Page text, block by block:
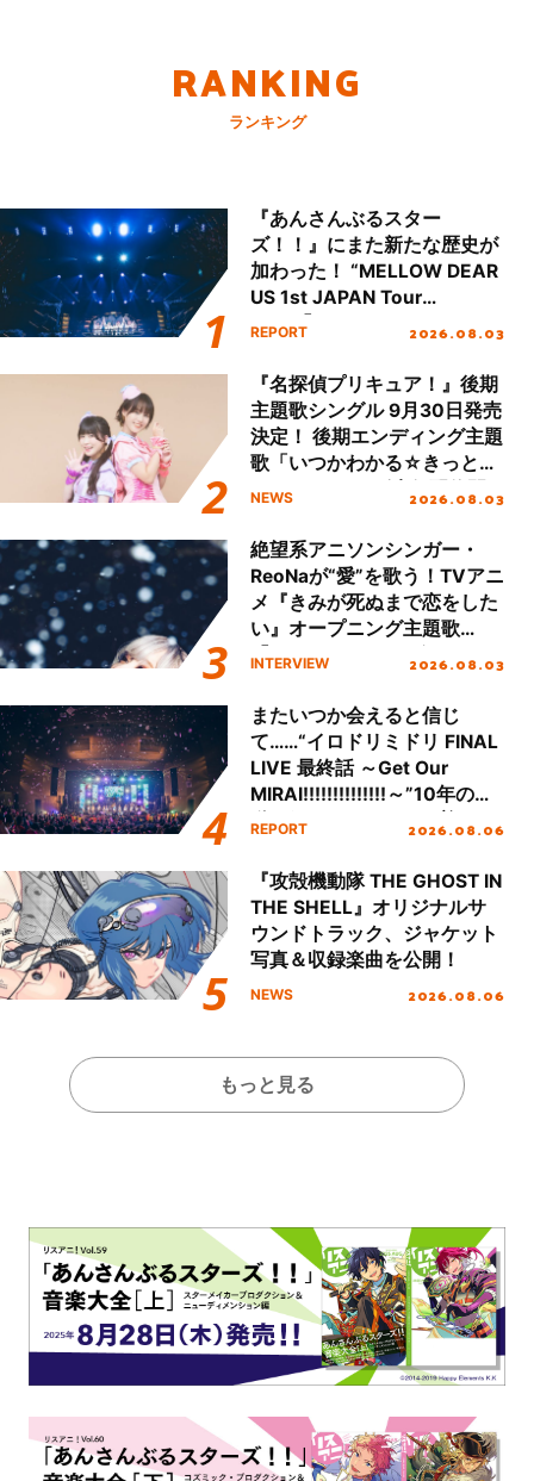
RANKING
ランキング
『あんさんぶるスター
ズ！！』にまた新たな歴史が
加わった！ “MELLOW DEAR
US 1st JAPAN Tour
Final「NICE to meet YOU
ート!!
REPORT 2026.08.03
『名探偵プリキュア！』後期
主題歌シングル 9月30日発売
決定！ 後期エンディング主題
歌「いつかわかる☆きっとあ
える」TVサイズ先行配信開
NEWS 2026.08.03
絶望系アニソンシンガー・
ReoNaが“愛”を歌う！TVアニ
メ『きみが死ぬまで恋をした
い』オープニング主題歌
「Amore」インタビュー
INTERVIEW 2026.08.03
またいつか会えると信じ
て……“イロドリミドリ FINAL
LIVE 最終話 ～Get Our
MIRAI!!!!!!!!!!!!!!～”10年の活
動を経てファイナルを迎える
REPORT 2026.08.06
『攻殻機動隊 THE GHOST IN
THE SHELL』オリジナルサ
ウンドトラック、ジャケット
写真＆収録楽曲を公開！
NEWS 2026.08.06
もっと見る